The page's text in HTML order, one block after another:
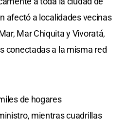
afectó a localidades vecinas
Mar Chiquita y Vivoratá,
conectadas a la misma red
de hogares
mientras cuadrillas